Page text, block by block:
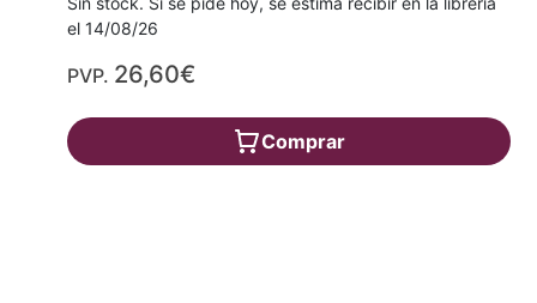
el 14/08/26
PVP. 26,60€
Comprar